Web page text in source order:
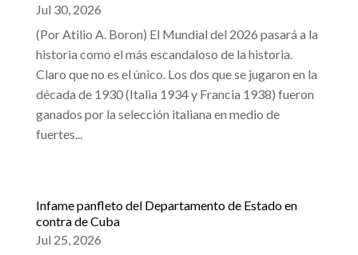
Jul 30, 2026
(Por Atilio A. Boron) El Mundial del 2026 pasará a la
historia como el más escandaloso de la historia.
Claro que no es el único. Los dos que se jugaron en la
década de 1930 (Italia 1934 y Francia 1938) fueron
ganados por la selección italiana en medio de
fuertes...
Infame panfleto del Departamento de Estado en
contra de Cuba
Jul 25, 2026